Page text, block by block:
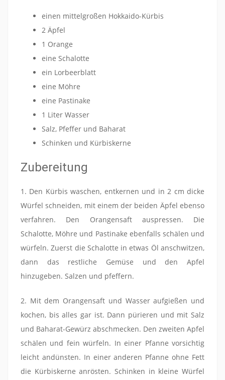
einen mittelgroßen Hokkaido-Kürbis
2 Äpfel
1 Orange
eine Schalotte
ein Lorbeerblatt
eine Möhre
eine Pastinake
1 Liter Wasser
Salz, Pfeffer und Baharat
Schinken und Kürbiskerne
Zubereitung
1. Den Kürbis waschen, entkernen und in 2 cm dicke
Würfel schneiden, mit einem der beiden Äpfel ebenso
verfahren. Den Orangensaft auspressen. Die
Schalotte, Möhre und Pastinake ebenfalls schälen und
würfeln. Zuerst die Schalotte in etwas Öl anschwitzen,
dann das restliche Gemüse und den Apfel
hinzugeben. Salzen und pfeffern.
2. Mit dem Orangensaft und Wasser aufgießen und
kochen, bis alles gar ist. Dann pürieren und mit Salz
und Baharat-Gewürz abschmecken. Den zweiten Apfel
schälen und fein würfeln. In einer Pfanne vorsichtig
leicht andünsten. In einer anderen Pfanne ohne Fett
die Kürbiskerne anrösten. Schinken in kleine Würfel